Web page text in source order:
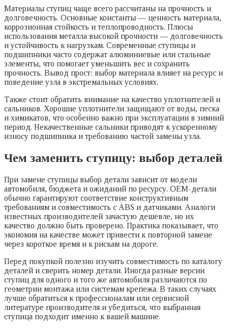
Материалы ступиц чаще всего рассчитаны на прочность и
долговечность. Основные константы — ценность материала,
коррозионная стойкость и теплопроводность. Плюсы
использования металла высокой прочности — долговечность
и устойчивость к нагрузкам. Современные ступицы и
подшипники часто содержат алюминиевые или стальные
элементы, что помогает уменьшить вес и сохранить
прочность. Вывод прост: выбор материала влияет на ресурс и
поведение узла в экстремальных условиях.
Также стоит обратить внимание на качество уплотнителей и
сальников. Хорошие уплотнители защищают от воды, песка
и химикатов, что особенно важно при эксплуатации в зимний
период. Некачественные сальники приводят к ускоренному
износу подшипника и требованию частой замены узла.
Чем заменить ступицу: выбор деталей
При замене ступицы выбор детали зависит от модели
автомобиля, бюджета и ожиданий по ресурсу. OEM-детали
обычно гарантируют соответствие конструктивным
требованиям и совместимость с ABS и датчиками. Аналоги
известных производителей зачастую дешевле, но их
качество должно быть проверено. Практика показывает, что
экономия на качестве может привести к повторной замене
через короткое время и к рискам на дороге.
Перед покупкой полезно изучить совместимость по каталогу
деталей и сверить номер детали. Иногда разные версии
ступиц для одного и того же автомобиля различаются по
геометрии монтажа или системам крепежа. В таких случаях
лучше обратиться к профессионалам или сервисной
литературе производителя и убедиться, что выбранная
ступица подходит именно к вашей машине.